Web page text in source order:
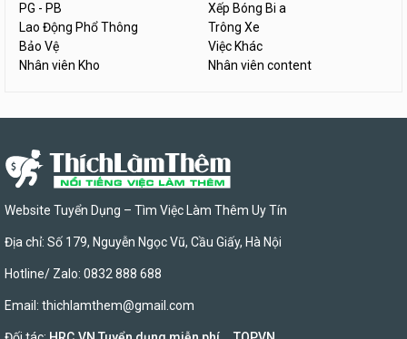
PG - PB
Xếp Bóng Bi a
Lao Động Phổ Thông
Trông Xe
Bảo Vệ
Việc Khác
Nhân viên Kho
Nhân viên content
Website Tuyển Dụng – Tìm Việc Làm Thêm Uy Tín
Địa chỉ: Số 179, Nguyễn Ngọc Vũ, Cầu Giấy, Hà Nội
Hotline/ Zalo: 0832 888 688
Email: thichlamthem@gmail.com